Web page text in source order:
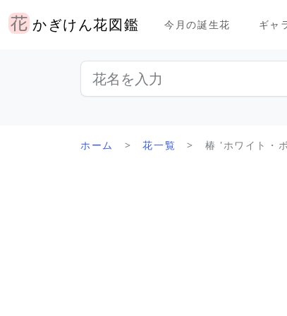
かぎけん花図鑑 今月の誕生花 ギャ
ホーム 花一覧 椿 'ホワイト・